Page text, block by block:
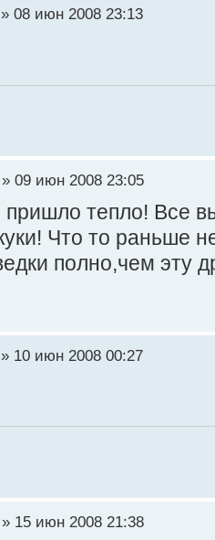
08 июн 2008 23:13
» 09 июн 2008 23:05
пришло тепло! Все
Что то раньше
полно,чем эту
10 июн 2008 00:27
» 15 июн 2008 21:38